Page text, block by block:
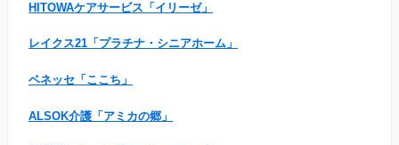
HITOWAケアサービス「イリーゼ」
レイクス21「プラチナ・シニアホーム」
ベネッセ「ここち」
ALSOK介護「アミカの郷」